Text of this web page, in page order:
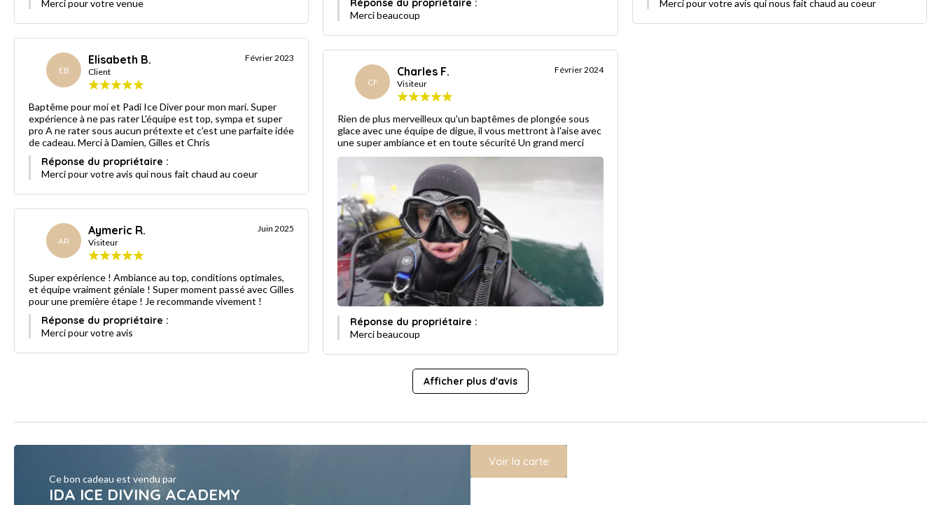
Merci pour votre venue
EB
Elisabeth B.
Client
Février 2023
Baptême pour moi et Padi Ice Diver pour mon mari. Super
expérience à ne pas rater L'équipe est top, sympa et super
pro A ne rater sous aucun prétexte et c'est une parfaite idée
de cadeau. Merci à Damien, Gilles et Chris
Réponse du propriétaire :
Merci pour votre avis qui nous fait chaud au coeur
AR
Aymeric R.
Visiteur
Juin 2025
Super expérience ! Ambiance au top, conditions optimales,
et équipe vraiment géniale ! Super moment passé avec Gilles
pour une première étape ! Je recommande vivement !
Réponse du propriétaire :
Merci pour votre avis
Réponse du propriétaire :
Merci beaucoup
CF
Charles F.
Visiteur
Février 2024
Rien de plus merveilleux qu'un baptêmes de plongée sous
glace avec une équipe de digue, il vous mettront à l'aise avec
une super ambiance et en toute sécurité Un grand merci
Réponse du propriétaire :
Merci beaucoup
Merci pour votre avis qui nous fait chaud au coeur
Afficher plus d'avis
Ce bon cadeau est vendu par
IDA ICE DIVING ACADEMY
Voir la carte